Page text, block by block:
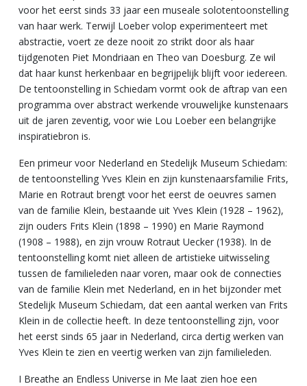
voor het eerst sinds 33 jaar een museale solotentoonstelling
van haar werk. Terwijl Loeber volop experimenteert met
abstractie, voert ze deze nooit zo strikt door als haar
tijdgenoten Piet Mondriaan en Theo van Doesburg. Ze wil
dat haar kunst herkenbaar en begrijpelijk blijft voor iedereen.
De tentoonstelling in Schiedam vormt ook de aftrap van een
programma over abstract werkende vrouwelijke kunstenaars
uit de jaren zeventig, voor wie Lou Loeber een belangrijke
inspiratiebron is.
Een primeur voor Nederland en Stedelijk Museum Schiedam:
de tentoonstelling Yves Klein en zijn kunstenaarsfamilie Frits,
Marie en Rotraut brengt voor het eerst de oeuvres samen
van de familie Klein, bestaande uit Yves Klein (1928 – 1962),
zijn ouders Frits Klein (1898 – 1990) en Marie Raymond
(1908 – 1988), en zijn vrouw Rotraut Uecker (1938). In de
tentoonstelling komt niet alleen de artistieke uitwisseling
tussen de familieleden naar voren, maar ook de connecties
van de familie Klein met Nederland, en in het bijzonder met
Stedelijk Museum Schiedam, dat een aantal werken van Frits
Klein in de collectie heeft. In deze tentoonstelling zijn, voor
het eerst sinds 65 jaar in Nederland, circa dertig werken van
Yves Klein te zien en veertig werken van zijn familieleden.
I Breathe an Endless Universe in Me laat zien hoe een